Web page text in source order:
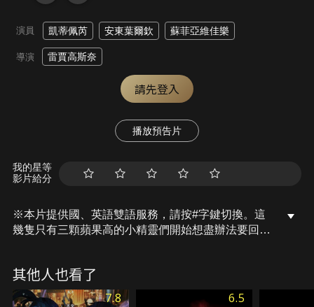
演員 凱蒂佩芮 安東葉爾欽 蘇菲亞維佳樂
導演 雷賈高斯奈
請先登入
播放預告片
我的星等
影片給分
※本片提供國、英語雙語服務，請按#字鍵切換。這
幾隻只有三顆蘋果高的小精靈們開始想盡辦法要回到
秘路徑…，他們是否能夠順利找到回家的路？而過程
中與人類的互動又會摩擦出什麼有趣的事呢？
其他人也看了
7.8 6.5